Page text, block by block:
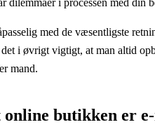
med de væsentligste
i øvrigt vigtigt, at man altid
mand.
butikken er